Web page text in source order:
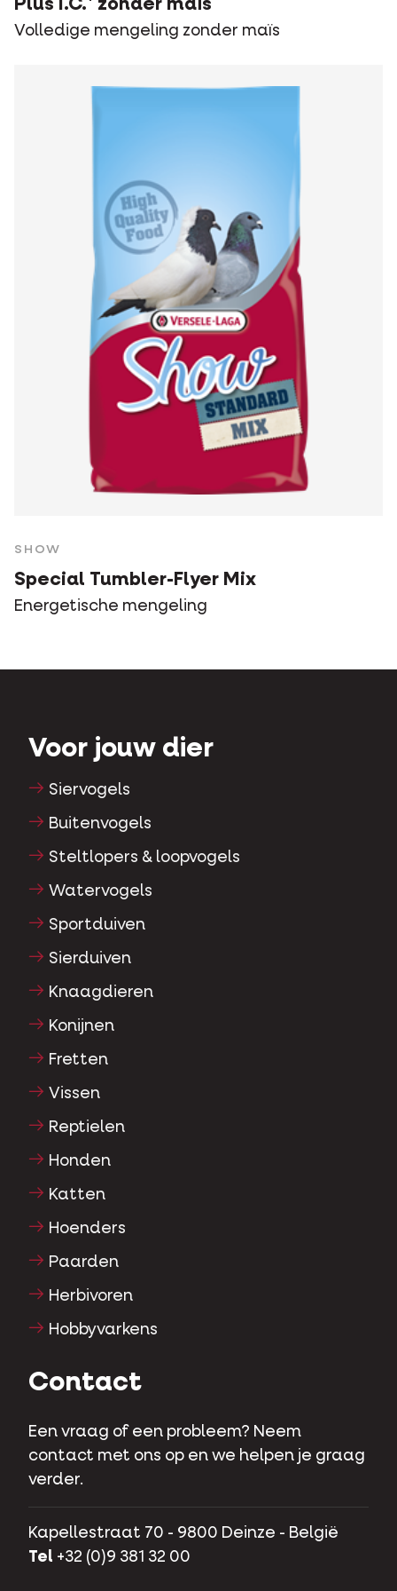
Plus I.C.⁺ zonder maïs
Volledige mengeling zonder maïs
SHOW
Special Tumbler-Flyer Mix
Energetische mengeling
Voor jouw dier
Siervogels
Buitenvogels
Steltlopers & loopvogels
Watervogels
Sportduiven
Sierduiven
Knaagdieren
Konijnen
Fretten
Vissen
Reptielen
Honden
Katten
Hoenders
Paarden
Herbivoren
Hobbyvarkens
Contact
Een vraag of een probleem? Neem
contact met ons op en we helpen je graag
verder.
Kapellestraat 70 - 9800 Deinze - België
Tel +32 (0)9 381 32 00